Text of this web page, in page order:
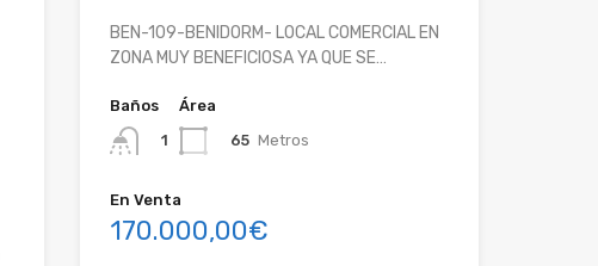
BEN-109-BENIDORM- LOCAL COMERCIAL EN
ZONA MUY BENEFICIOSA YA QUE SE…
Baños
1
Área
65 Metros
En Venta
170.000,00€